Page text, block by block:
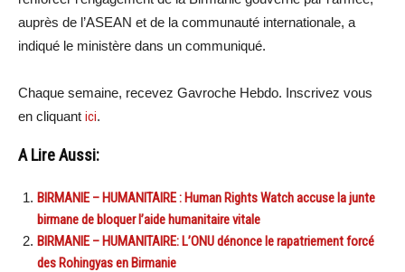
auprès de l’ASEAN et de la communauté internationale, a
indiqué le ministère dans un communiqué.
Chaque semaine, recevez Gavroche Hebdo. Inscrivez vous
en cliquant ici.
A Lire Aussi:
BIRMANIE – HUMANITAIRE : Human Rights Watch accuse la junte
birmane de bloquer l’aide humanitaire vitale
BIRMANIE – HUMANITAIRE: L’ONU dénonce le rapatriement forcé
des Rohingyas en Birmanie